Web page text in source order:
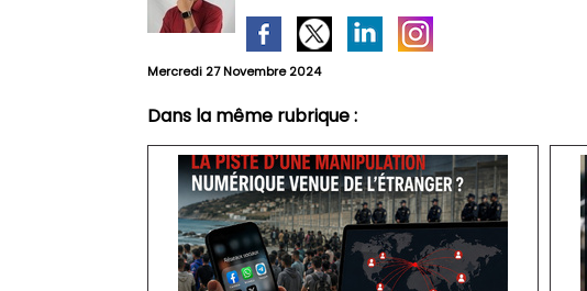
Mercredi 27 Novembre 2024
Dans la même rubrique :